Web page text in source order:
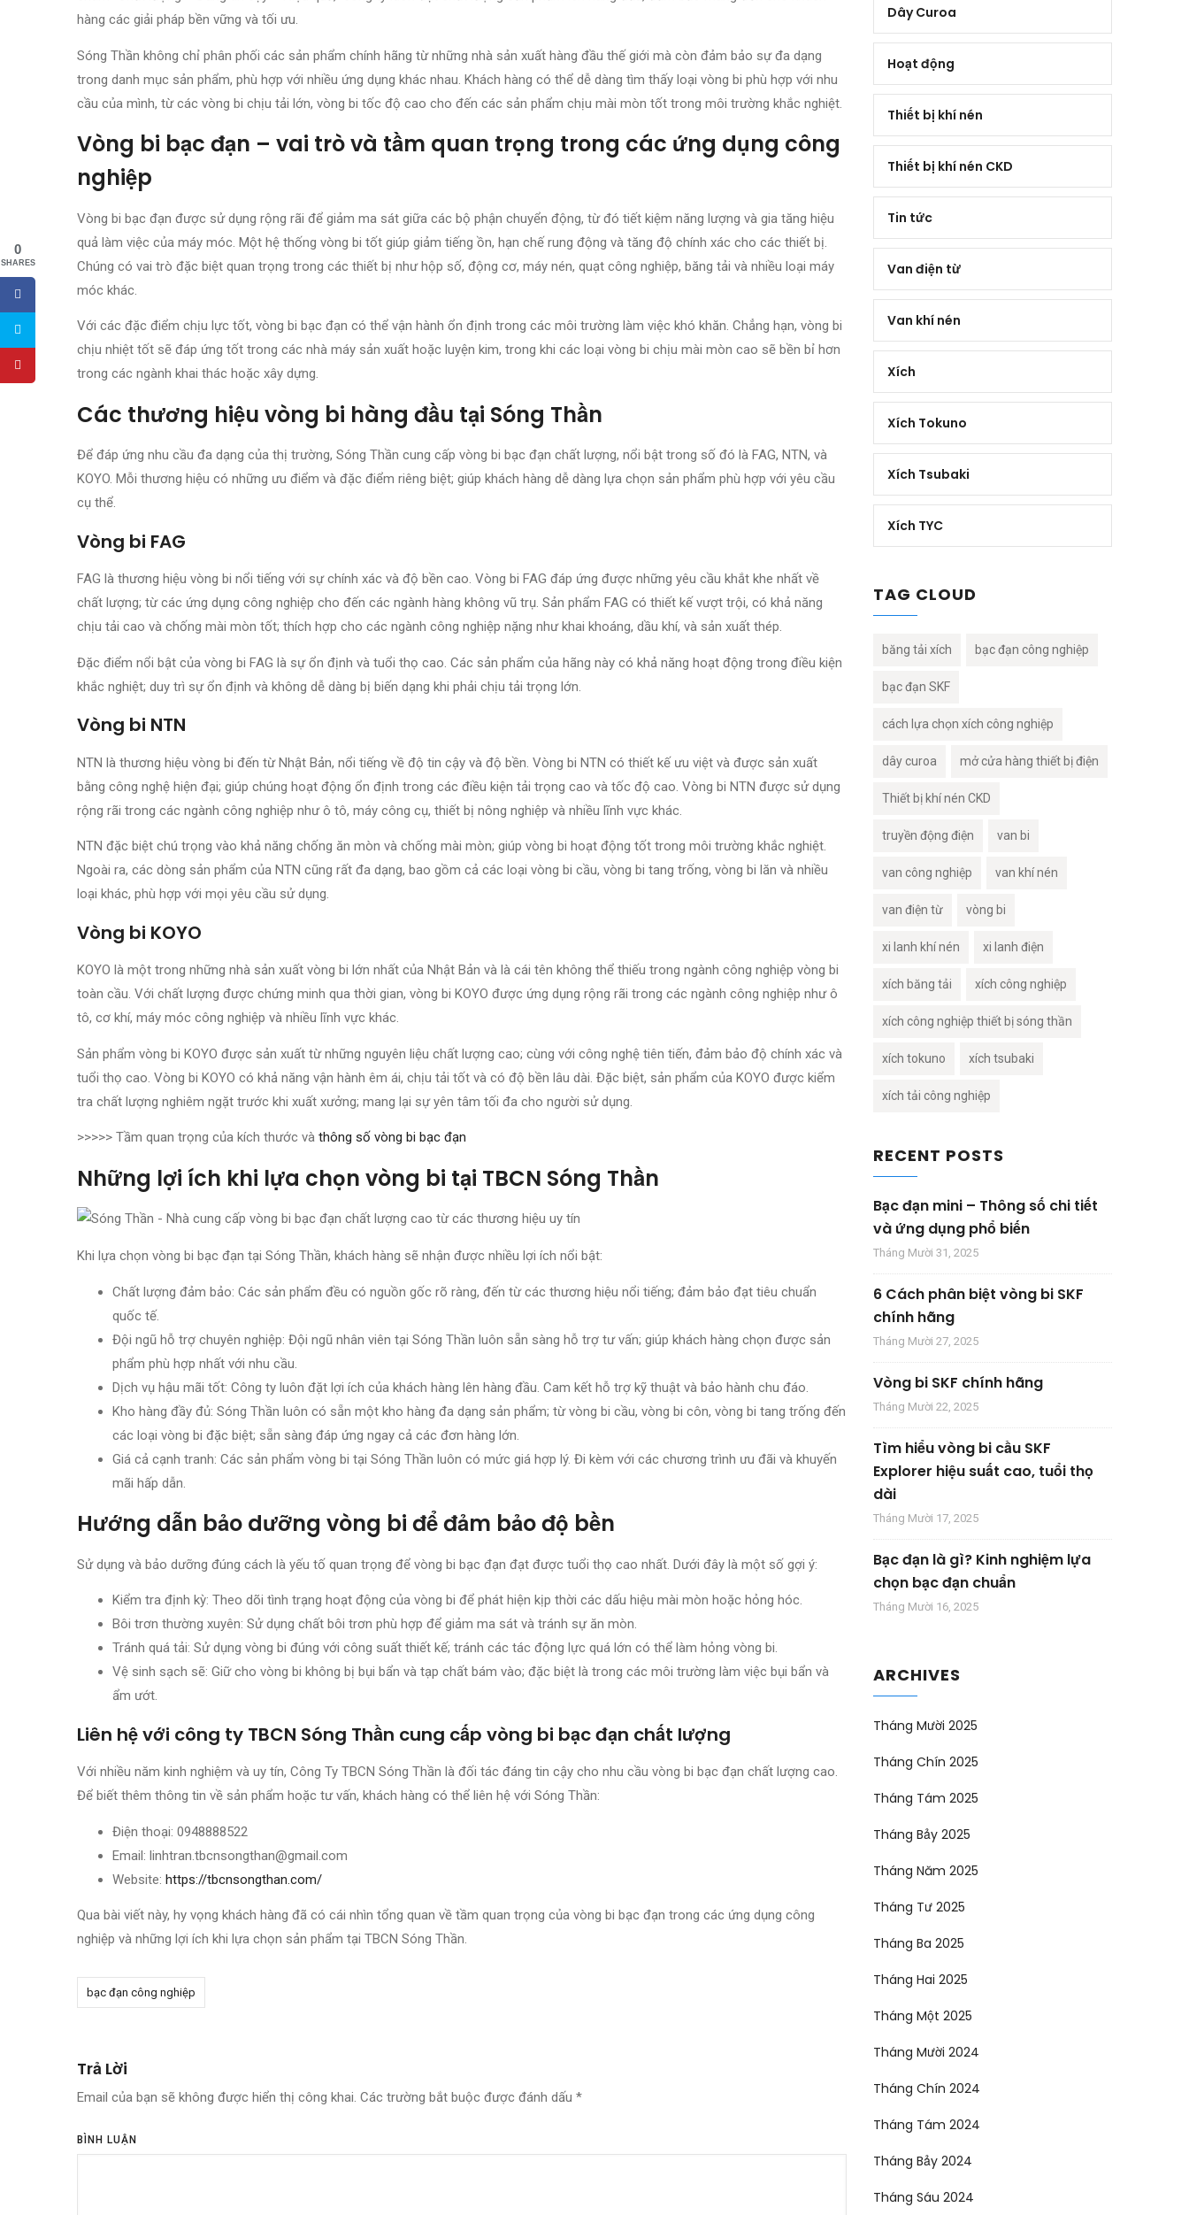
hàng các giải pháp bền vững và tối ưu.
Sóng Thần không chỉ phân phối các sản phẩm chính hãng từ những nhà sản xuất hàng đầu thế giới mà còn đảm bảo sự đa dạng
trong danh mục sản phẩm, phù hợp với nhiều ứng dụng khác nhau. Khách hàng có thể dễ dàng tìm thấy loại vòng bi phù hợp với nhu
cầu của mình, từ các vòng bi chịu tải lớn, vòng bi tốc độ cao cho đến các sản phẩm chịu mài mòn tốt trong môi trường khắc nghiệt.
Vòng bi bạc đạn – vai trò và tầm quan trọng trong các ứng dụng công
nghiệp
Vòng bi bạc đạn được sử dụng rộng rãi để giảm ma sát giữa các bộ phận chuyển động, từ đó tiết kiệm năng lượng và gia tăng hiệu
quả làm việc của máy móc. Một hệ thống vòng bi tốt giúp giảm tiếng ồn, hạn chế rung động và tăng độ chính xác cho các thiết bị.
Chúng có vai trò đặc biệt quan trọng trong các thiết bị như hộp số, động cơ, máy nén, quạt công nghiệp, băng tải và nhiều loại máy
móc khác.
Với các đặc điểm chịu lực tốt, vòng bi bạc đạn có thể vận hành ổn định trong các môi trường làm việc khó khăn. Chẳng hạn, vòng bi
chịu nhiệt tốt sẽ đáp ứng tốt trong các nhà máy sản xuất hoặc luyện kim, trong khi các loại vòng bi chịu mài mòn cao sẽ bền bỉ hơn
trong các ngành khai thác hoặc xây dựng.
Các thương hiệu vòng bi hàng đầu tại Sóng Thần
Để đáp ứng nhu cầu đa dạng của thị trường, Sóng Thần cung cấp vòng bi bạc đạn chất lượng, nổi bật trong số đó là FAG, NTN, và
KOYO. Mỗi thương hiệu có những ưu điểm và đặc điểm riêng biệt; giúp khách hàng dễ dàng lựa chọn sản phẩm phù hợp với yêu cầu
cụ thể.
Vòng bi FAG
FAG là thương hiệu vòng bi nổi tiếng với sự chính xác và độ bền cao. Vòng bi FAG đáp ứng được những yêu cầu khắt khe nhất về
chất lượng; từ các ứng dụng công nghiệp cho đến các ngành hàng không vũ trụ. Sản phẩm FAG có thiết kế vượt trội, có khả năng
chịu tải cao và chống mài mòn tốt; thích hợp cho các ngành công nghiệp nặng như khai khoáng, dầu khí, và sản xuất thép.
Đặc điểm nổi bật của vòng bi FAG là sự ổn định và tuổi thọ cao. Các sản phẩm của hãng này có khả năng hoạt động trong điều kiện
khắc nghiệt; duy trì sự ổn định và không dễ dàng bị biến dạng khi phải chịu tải trọng lớn.
Vòng bi NTN
NTN là thương hiệu vòng bi đến từ Nhật Bản, nổi tiếng về độ tin cậy và độ bền. Vòng bi NTN có thiết kế ưu việt và được sản xuất
bằng công nghệ hiện đại; giúp chúng hoạt động ổn định trong các điều kiện tải trọng cao và tốc độ cao. Vòng bi NTN được sử dụng
rộng rãi trong các ngành công nghiệp như ô tô, máy công cụ, thiết bị nông nghiệp và nhiều lĩnh vực khác.
NTN đặc biệt chú trọng vào khả năng chống ăn mòn và chống mài mòn; giúp vòng bi hoạt động tốt trong môi trường khắc nghiệt.
Ngoài ra, các dòng sản phẩm của NTN cũng rất đa dạng, bao gồm cả các loại vòng bi cầu, vòng bi tang trống, vòng bi lăn và nhiều
loại khác, phù hợp với mọi yêu cầu sử dụng.
Vòng bi KOYO
KOYO là một trong những nhà sản xuất vòng bi lớn nhất của Nhật Bản và là cái tên không thể thiếu trong ngành công nghiệp vòng bi
toàn cầu. Với chất lượng được chứng minh qua thời gian, vòng bi KOYO được ứng dụng rộng rãi trong các ngành công nghiệp như ô
tô, cơ khí, máy móc công nghiệp và nhiều lĩnh vực khác.
Sản phẩm vòng bi KOYO được sản xuất từ những nguyên liệu chất lượng cao; cùng với công nghệ tiên tiến, đảm bảo độ chính xác và
tuổi thọ cao. Vòng bi KOYO có khả năng vận hành êm ái, chịu tải tốt và có độ bền lâu dài. Đặc biệt, sản phẩm của KOYO được kiểm
tra chất lượng nghiêm ngặt trước khi xuất xưởng; mang lại sự yên tâm tối đa cho người sử dụng.
>>>>> Tầm quan trọng của kích thước và thông số vòng bi bạc đạn
Những lợi ích khi lựa chọn vòng bi tại TBCN Sóng Thần
Khi lựa chọn vòng bi bạc đạn tại Sóng Thần, khách hàng sẽ nhận được nhiều lợi ích nổi bật:
Chất lượng đảm bảo: Các sản phẩm đều có nguồn gốc rõ ràng, đến từ các thương hiệu nổi tiếng; đảm bảo đạt tiêu chuẩn
quốc tế.
Đội ngũ hỗ trợ chuyên nghiệp: Đội ngũ nhân viên tại Sóng Thần luôn sẵn sàng hỗ trợ tư vấn; giúp khách hàng chọn được sản
phẩm phù hợp nhất với nhu cầu.
Dịch vụ hậu mãi tốt: Công ty luôn đặt lợi ích của khách hàng lên hàng đầu. Cam kết hỗ trợ kỹ thuật và bảo hành chu đáo.
Kho hàng đầy đủ: Sóng Thần luôn có sẵn một kho hàng đa dạng sản phẩm; từ vòng bi cầu, vòng bi côn, vòng bi tang trống đến
các loại vòng bi đặc biệt; sẵn sàng đáp ứng ngay cả các đơn hàng lớn.
Giá cả cạnh tranh: Các sản phẩm vòng bi tại Sóng Thần luôn có mức giá hợp lý. Đi kèm với các chương trình ưu đãi và khuyến
mãi hấp dẫn.
Hướng dẫn bảo dưỡng vòng bi để đảm bảo độ bền
Sử dụng và bảo dưỡng đúng cách là yếu tố quan trọng để vòng bi bạc đạn đạt được tuổi thọ cao nhất. Dưới đây là một số gợi ý:
Kiểm tra định kỳ: Theo dõi tình trạng hoạt động của vòng bi để phát hiện kịp thời các dấu hiệu mài mòn hoặc hỏng hóc.
Bôi trơn thường xuyên: Sử dụng chất bôi trơn phù hợp để giảm ma sát và tránh sự ăn mòn.
Tránh quá tải: Sử dụng vòng bi đúng với công suất thiết kế; tránh các tác động lực quá lớn có thể làm hỏng vòng bi.
Vệ sinh sạch sẽ: Giữ cho vòng bi không bị bụi bẩn và tạp chất bám vào; đặc biệt là trong các môi trường làm việc bụi bẩn và
ẩm ướt.
Liên hệ với công ty TBCN Sóng Thần cung cấp vòng bi bạc đạn chất lượng
Với nhiều năm kinh nghiệm và uy tín, Công Ty TBCN Sóng Thần là đối tác đáng tin cậy cho nhu cầu vòng bi bạc đạn chất lượng cao.
Để biết thêm thông tin về sản phẩm hoặc tư vấn, khách hàng có thể liên hệ với Sóng Thần:
Điện thoại: 0948888522
Email: linhtran.tbcnsongthan@gmail.com
Website: https://tbcnsongthan.com/
Qua bài viết này, hy vọng khách hàng đã có cái nhìn tổng quan về tầm quan trọng của vòng bi bạc đạn trong các ứng dụng công
nghiệp và những lợi ích khi lựa chọn sản phẩm tại TBCN Sóng Thần.
bạc đạn công nghiệp
Trả Lời
Email của bạn sẽ không được hiển thị công khai. Các trường bắt buộc được đánh dấu *
BÌNH LUẬN
Dây Curoa
Hoạt động
Thiết bị khí nén
Thiết bị khí nén CKD
Tin tức
Van điện từ
Van khí nén
Xích
Xích Tokuno
Xích Tsubaki
Xích TYC
TAG CLOUD
băng tải xích bạc đạn công nghiệp
bạc đạn SKF
cách lựa chọn xích công nghiệp
dây curoa mở cửa hàng thiết bị điện
Thiết bị khí nén CKD
truyền động điện van bi
van công nghiệp van khí nén
van điện từ vòng bi
xi lanh khí nén xi lanh điện
xích băng tải xích công nghiệp
xích công nghiệp thiết bị sóng thần
xích tokuno xích tsubaki
xích tải công nghiệp
RECENT POSTS
Bạc đạn mini – Thông số chi tiết
và ứng dụng phổ biến
Tháng Mười 31, 2025
6 Cách phân biệt vòng bi SKF
chính hãng
Tháng Mười 27, 2025
Vòng bi SKF chính hãng
Tháng Mười 22, 2025
Tìm hiểu vòng bi cầu SKF
Explorer hiệu suất cao, tuổi thọ
dài
Tháng Mười 17, 2025
Bạc đạn là gì? Kinh nghiệm lựa
chọn bạc đạn chuẩn
Tháng Mười 16, 2025
ARCHIVES
Tháng Mười 2025
Tháng Chín 2025
Tháng Tám 2025
Tháng Bảy 2025
Tháng Năm 2025
Tháng Tư 2025
Tháng Ba 2025
Tháng Hai 2025
Tháng Một 2025
Tháng Mười 2024
Tháng Chín 2024
Tháng Tám 2024
Tháng Bảy 2024
Tháng Sáu 2024
0
SHARES